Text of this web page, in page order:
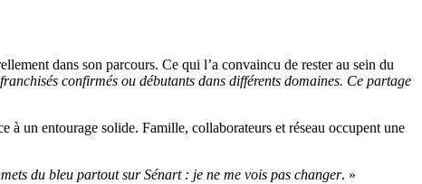
dans son parcours. Ce qui l’a convaincu de rester au sein du
confirmés ou débutants dans différents domaines. Ce partage
un entourage solide. Famille, collaborateurs et réseau occupent une
du bleu partout sur Sénart : je ne me vois pas changer. »